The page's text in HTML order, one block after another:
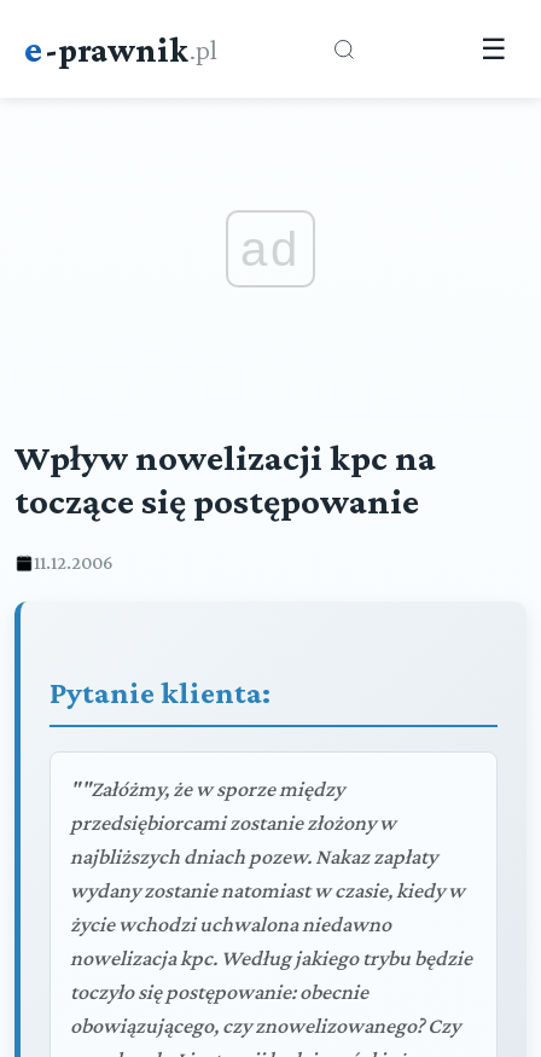
e-prawnik.pl ☰
ad
Wpływ nowelizacji kpc na
toczące się postępowanie
11.12.2006
Pytanie klienta:
""Załóżmy, że w sporze między
przedsiębiorcami zostanie złożony w
najbliższych dniach pozew. Nakaz zapłaty
wydany zostanie natomiast w czasie, kiedy w
życie wchodzi uchwalona niedawno
nowelizacja kpc. Według jakiego trybu będzie
toczyło się postępowanie: obecnie
obowiązującego, czy znowelizowanego? Czy